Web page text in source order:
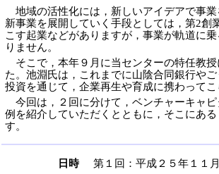
地域の活性化には，新しいアイデアで事
新事業を展開していく手段としては，第2
こす起業などがありますが，事業が軌道に
りません。
そこで，本年９月に当センターの特任教
た。池淵氏は，これまでに山陰合同銀行や
投資を通じて，企業再生や育成に携わって
今回は，２回に分けて，ベンチャーキャ
例を紹介していただくとともに，そこにあ
す。
日時
第１回：平成２５年１１